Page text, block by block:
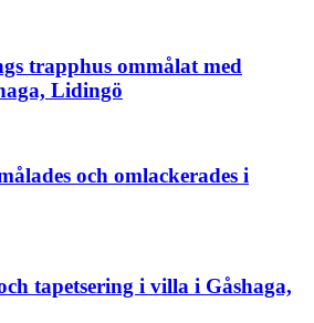
trapphus ommålat med
Lidingö
och omlackerades i
tapetsering i villa i Gåshaga,